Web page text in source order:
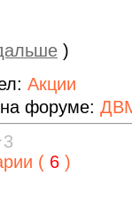
)
Акции
форуме:
( 6 )